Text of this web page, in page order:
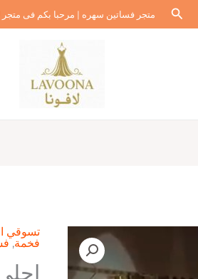
البحثمتجر فساتين سهره | مرحبا بكم فى متجر
تسوقي
فخمة,